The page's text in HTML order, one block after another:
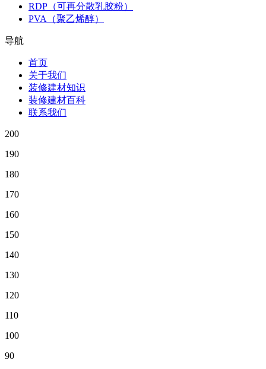
RDP（可再分散乳胶粉）
PVA（聚乙烯醇）
导航
首页
关于我们
装修建材知识
装修建材百科
联系我们
200
190
180
170
160
150
140
130
120
110
100
90